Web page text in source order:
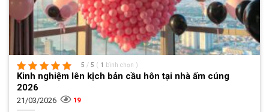
5 / 5 ( 1 bình chọn )
Kinh nghiệm lên kịch bản cầu hôn tại nhà ấm cúng
2026
21/03/2026 19